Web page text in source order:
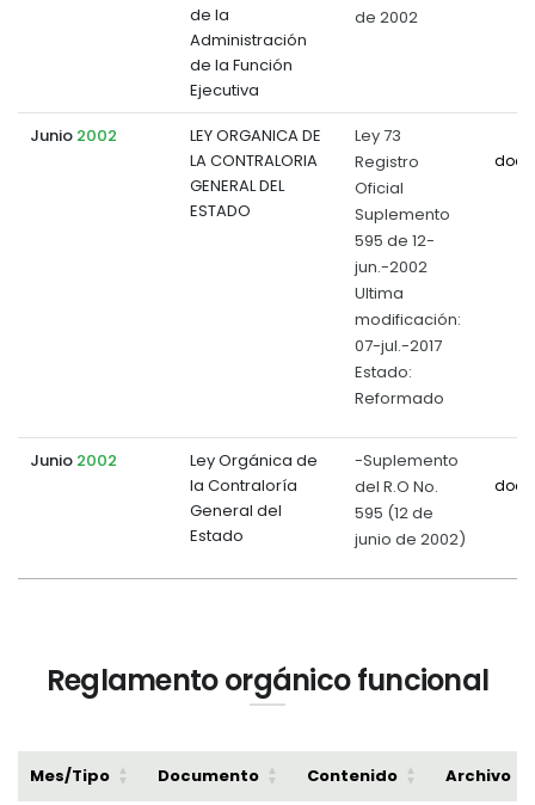
de la
Administración
de la Función
Ejecutiva
de 2002
Junio 2002
LEY ORGANICA DE
LA CONTRALORIA
GENERAL DEL
ESTADO
Ley 73
Registro
Oficial
Suplemento
595 de 12-
jun.-2002
Ultima
modificación:
07-jul.-2017
Estado:
Reformado
Junio 2002
Ley Orgánica de
la Contraloría
General del
Estado
-Suplemento
del R.O No.
595 (12 de
junio de 2002)
Reglamento orgánico funcional
Mes/Tipo Documento Contenido Archivo